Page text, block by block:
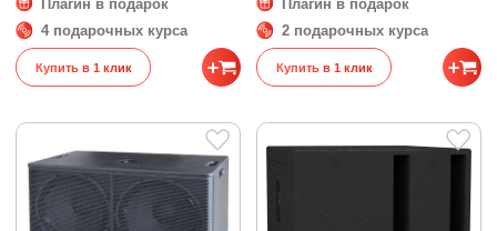
Плагин в подарок
4 подарочных курса
Купить в 1 клик
Плагин в подарок
2 подарочных курса
Купить в 1 клик